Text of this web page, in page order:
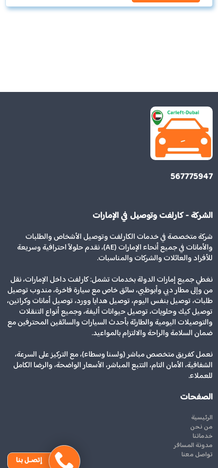
567775947
الشركة - كارلفت وتوصيل في الإمارات
شركة متخصصة في خدمات الكارلفت وتوصيل الأشخاص والطلبات
والأمانات في جميع أنحاء الإمارات (AE)، نقدم حلولاً احترافية وسريعة
للأفراد والعائلات والشركات والمناسبات.
نغطي جميع إمارات الدولة بخدمات تشمل: كارلفت داخل الإمارات، نقل
من وإلى مطار دبي وأبوظبي، سائق خاص مع سيارة فاخرة، مندوب توصيل
طلبات، توصيل بنفس اليوم، توصيل هدايا وورد، توصيل أمانات وكراتين،
توصيل كيك وحلويات، توصيل حيوانات أليفة، وجميع أنواع التنقلات
والتوصيلات اليومية والطارئة بأحدث السيارات والسائقين المحترفين مع
ضمان السلامة والراحة والالتزام بالمواعيد.
نعمل كفريق متخصص مباشر (ولسنا وسطاء)، مع التركيز على السرعة،
الشفافية، الأمان التام، التتبع المباشر، الأسعار الواضحة، والرضا الكامل
للعملاء.
الصفحات
الرئيسية
من نحن
خدماتنا
مدونة المسافر
تواصل معنا إتصـل بنا